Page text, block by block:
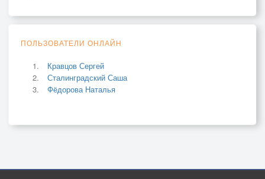
ПОЛЬЗОВАТЕЛИ ОНЛАЙН
Кравцов Сергей
Сталинградский Саша
Фёдорова Наталья